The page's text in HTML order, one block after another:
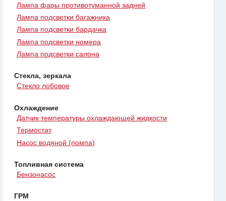
Лампа фары противотуманной задней
Лампа подсветки багажника
Лампа подсветки бардачка
Лампа подсветки номера
Лампа подсветки салона
Стекла, зеркала
Стекло лобовое
Охлаждение
Датчик температуры охлаждающей жидкости
Термостат
Насос водяной (помпа)
Топливная система
Бензонасос
ГРМ